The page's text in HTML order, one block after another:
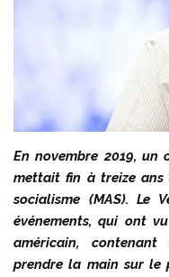
En novembre 2019,
mettait fin à treize ans
socialisme (MAS). Le
événements, qui ont
américain, contenant
prendre la main sur le